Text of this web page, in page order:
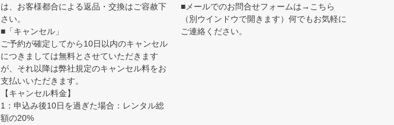
は、お客様都合による返品・交換はご容赦下
さい。
■「キャンセル」
ご予約が確定してから10日以内のキャンセル
につきましては無料とさせていただきます
が、それ以降は弊社規定のキャンセル料をお
支払いいただきます。
【キャンセル料金】
1：申込み後10日を過ぎた場合：レンタル総
額の20%
■メールでのお問合せフォームは→こちら
（別ウインドウで開きます）何でもお気軽に
ご連絡ください。